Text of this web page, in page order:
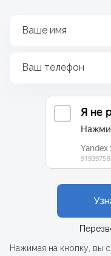
Ваше имя
Ваш телефон
Нажимая на кнопку, вы